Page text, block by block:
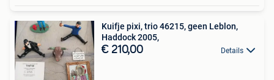
Kuifje pixi, trio 46215, geen Leblon,
Haddock 2005,
€ 210,00 Details